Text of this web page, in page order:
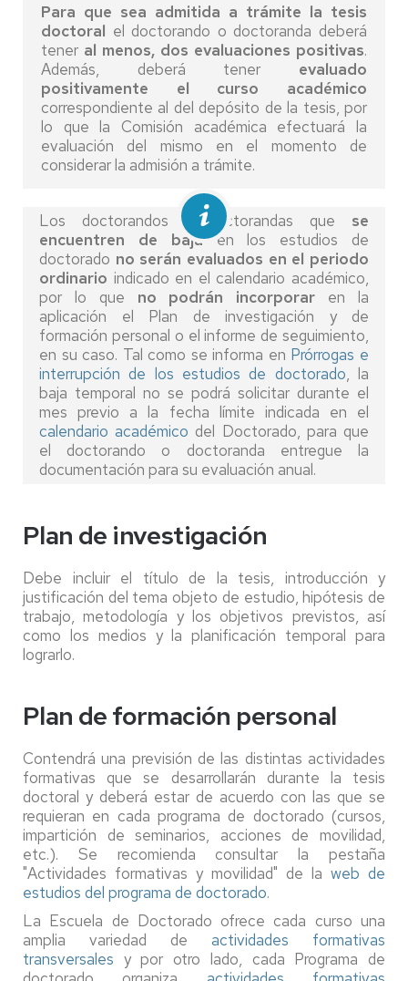
Para que sea admitida a trámite la tesis
doctoral el doctorando o doctoranda deberá
tener al menos, dos evaluaciones positivas.
Además, deberá tener evaluado
positivamente el curso académico
correspondiente al del depósito de la tesis, por
lo que la Comisión académica efectuará la
evaluación del mismo en el momento de
considerar la admisión a trámite.
Los doctorandos y doctorandas que se
encuentren de bajaen los estudios de
doctorado no serán evaluados en el periodo
ordinario indicado en el calendario académico,
por lo que no podrán incorporar en la
aplicación el Plan de investigación y de
formación personal o el informe de seguimiento,
en su caso. Tal como se informa en Prórrogas e
interrupción de los estudios de doctorado, la
baja temporal no se podrá solicitar durante el
mes previo a la fecha límite indicada en el
calendario académico del Doctorado, para que
el doctorando o doctoranda entregue la
documentación para su evaluación anual.
Plan de investigación
Debe incluir el título de la tesis, introducción y
justificación del tema objeto de estudio, hipótesis de
trabajo, metodología y los objetivos previstos, así
como los medios y la planificación temporal para
lograrlo.
Plan de formación personal
Contendrá una previsión de las distintas actividades
formativas que se desarrollarán durante la tesis
doctoral y deberá estar de acuerdo con las que se
requieran en cada programa de doctorado (cursos,
impartición de seminarios, acciones de movilidad,
etc.). Se recomienda consultar la pestaña
"Actividades formativas y movilidad" de la web de
estudios del programa de doctorado.
La Escuela de Doctorado ofrece cada curso una
amplia variedad de actividades formativas
transversales y por otro lado, cada Programa de